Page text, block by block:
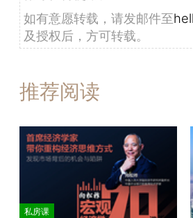
如有意愿转载，请发邮件至
及授权后，方可转载。
推荐阅读
私房课